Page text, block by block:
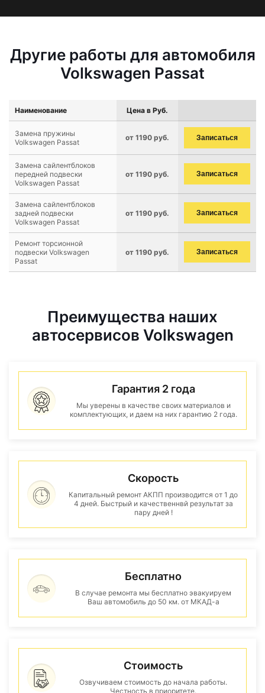
Другие работы для автомобиля
Volkswagen Passat
Наименование Цена в Руб.
Замена пружины
Volkswagen Passat
от 1190 руб. Записаться
Замена сайлентблоков
передней подвески
Volkswagen Passat
от 1190 руб. Записаться
Замена сайлентблоков
задней подвески
Volkswagen Passat
от 1190 руб. Записаться
Ремонт торсионной
подвески Volkswagen
Passat
от 1190 руб. Записаться
Преимущества наших
автосервисов Volkswagen
Гарантия 2 года
Мы уверены в качестве своих материалов и
комплектующих, и даем на них гарантию 2 года.
Скорость
Капитальный ремонт АКПП производится от 1 до
4 дней. Быстрый и качественнвй результат за
пару дней !
Бесплатно
В случае ремонта мы бесплатно эвакуируем
Ваш автомобиль до 50 км. от МКАД-а
Стоимость
Озвучиваем стоимость до начала работы.
Честность в приоритете.